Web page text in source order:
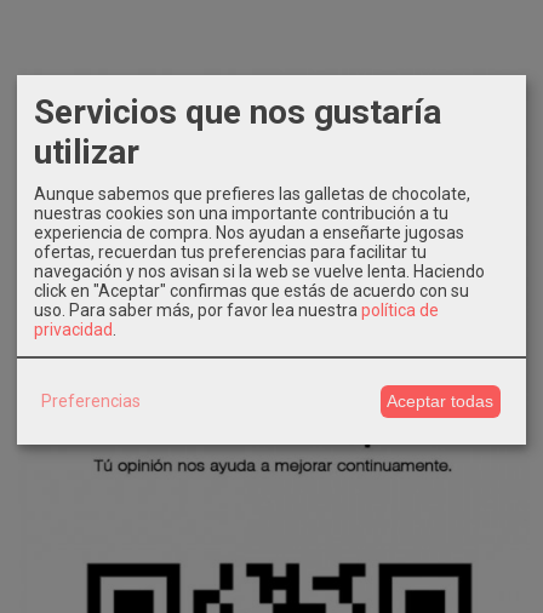
Servicios que nos gustaría
utilizar
Aunque sabemos que prefieres las galletas de chocolate,
nuestras cookies son una importante contribución a tu
experiencia de compra. Nos ayudan a enseñarte jugosas
ofertas, recuerdan tus preferencias para facilitar tu
navegación y nos avisan si la web se vuelve lenta. Haciendo
click en "Aceptar" confirmas que estás de acuerdo con su
uso. Para saber más, por favor lea nuestra política de
privacidad
Preferencias Aceptar todas